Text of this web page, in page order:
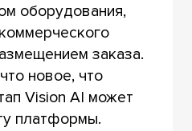
оборудования,
заказа.
новое, что
Vision AI может
платформы.